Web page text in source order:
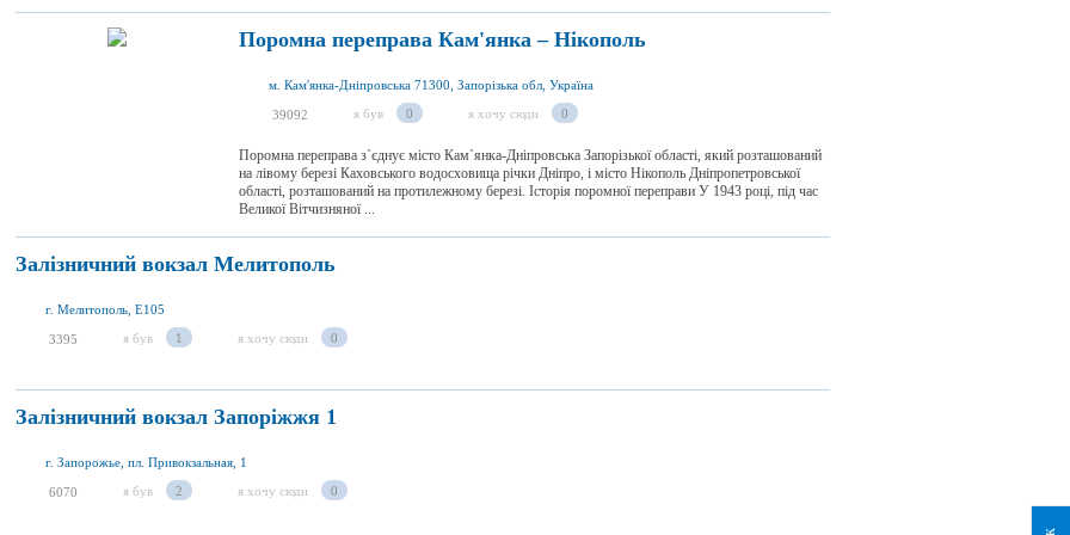
Поромна переправа Кам'янка – Нікополь
м. Кам'янка-Дніпровська 71300, Запорізька обл, Україна
39092 я був 0 я хочу сюди 0
Поромна переправа з`єднує місто Кам`янка-Дніпровська Запорізької області, який розташований
на лівому березі Каховського водосховища річки Дніпро, і місто Нікополь Дніпропетровської
області, розташований на протилежному березі. Історія поромної переправи У 1943 році, під час
Великої Вітчизняної ...
Залізничний вокзал Мелитополь
г. Мелитополь, E105
3395 я був 1 я хочу сюди 0
Залізничний вокзал Запоріжжя 1
г. Запорожье, пл. Привокзальная, 1
6070 я був 2 я хочу сюди 0